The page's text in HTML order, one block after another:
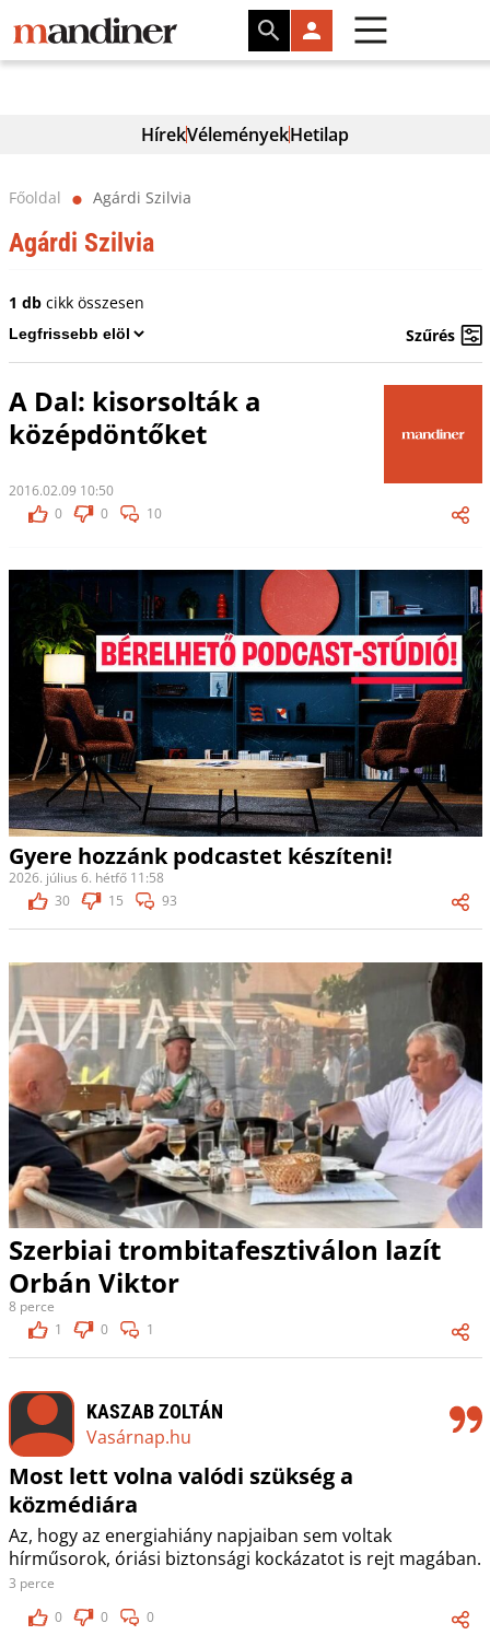
HírekVéleményekHetilap
Főoldal ⬤ Agárdi Szilvia
Agárdi Szilvia
1 dbcikk összesen
Szűrés
A Dal: kisorsolták a
középdöntőket
2016.02.09 10:50
0
0 10
Gyere hozzánk podcastet készíteni!
2026. július 6. hétfő 11:58
30
15 93
Szerbiai trombitafesztiválon lazít
Orbán Viktor
8 perce
1
0 1
KASZAB ZOLTÁN
Vasárnap.hu
Most lett volna valódi szükség a
közmédiára
Az, hogy az energiahiány napjaiban sem voltak
hírműsorok, óriási biztonsági kockázatot is rejt magában.
3 perce
0
0 0